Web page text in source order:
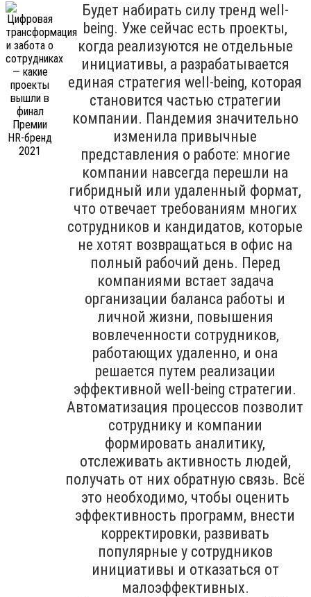
Будет набирать силу тренд well-
being. Уже сейчас есть проекты,
когда реализуются не отдельные
инициативы, а разрабатывается
единая стратегия well-being, которая
становится частью стратегии
компании. Пандемия значительно
изменила привычные
представления о работе: многие
компании навсегда перешли на
гибридный или удаленный формат,
что отвечает требованиям многих
сотрудников и кандидатов, которые
не хотят возвращаться в офис на
полный рабочий день. Перед
компаниями встает задача
организации баланса работы и
личной жизни, повышения
вовлеченности сотрудников,
работающих удаленно, и она
решается путем реализации
эффективной well-being стратегии.
Автоматизация процессов позволит
сотруднику и компании
формировать аналитику,
отслеживать активность людей,
получать от них обратную связь. Всё
это необходимо, чтобы оценить
эффективность программ, внести
корректировки, развивать
популярные у сотрудников
инициативы и отказаться от
малоэффективных.